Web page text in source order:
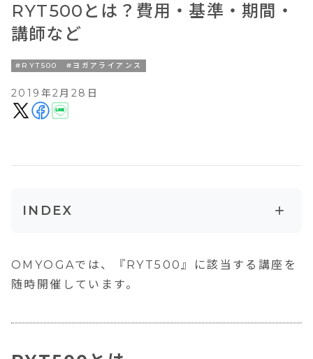
RYT500とは？費用・基準・期間・
講師など
#RYT500 #ヨガアライアンス
2019年2月28日
INDEX +
RYT500の基準
RYT500には３つのルートがある
RYT500の費用
RYT200の期間と期限
OMYOGAでは、『RYT500』に該当する講座を
随時開催しています。